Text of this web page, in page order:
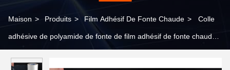
Maison > Produits > Film Adhésif De Fonte Chaude > Colle
adhésive de polyamide de fonte de film adhésif de fonte chaude